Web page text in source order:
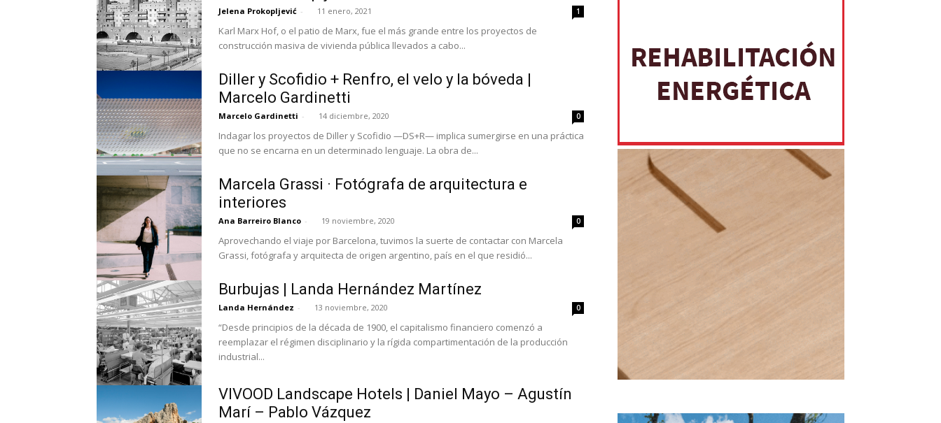
Jelena Prokopljević - 11 enero, 2021 1
Karl Marx Hof, o el patio de Marx, fue el más grande entre los proyectos de
construcción masiva de vivienda pública llevados a cabo...
Diller y Scofidio + Renfro, el velo y la bóveda |
Marcelo Gardinetti
Marcelo Gardinetti - 14 diciembre, 2020 0
Indagar los proyectos de Diller y Scofidio —DS+R— implica sumergirse en una práctica
que no se encarna en un determinado lenguaje. La obra de...
Marcela Grassi · Fotógrafa de arquitectura e
interiores
Ana Barreiro Blanco - 19 noviembre, 2020 0
Aprovechando el viaje por Barcelona, tuvimos la suerte de contactar con Marcela
Grassi, fotógrafa y arquitecta de origen argentino, país en el que residió...
Burbujas | Landa Hernández Martínez
Landa Hernández - 13 noviembre, 2020 0
“Desde principios de la década de 1900, el capitalismo financiero comenzó a
reemplazar el régimen disciplinario y la rígida compartimentación de la producción
industrial...
VIVOOD Landscape Hotels | Daniel Mayo – Agustín
Marí – Pablo Vázquez